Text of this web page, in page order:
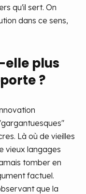
qu'il sert. On
dans ce sens,
elle plus
?
Là où de vieilles
vieux langages
tomber en
factuel.
que la